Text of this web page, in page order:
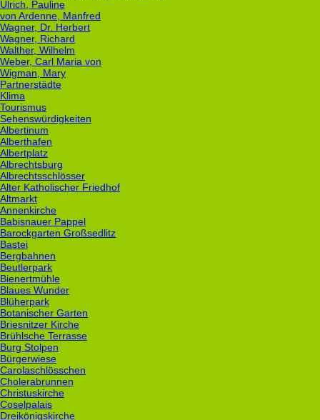
Ulrich, Pauline
von Ardenne, Manfred
Wagner, Dr. Herbert
Wagner, Richard
Walther, Wilhelm
Weber, Carl Maria von
Wigman, Mary
Partnerstädte
Klima
Tourismus
Sehenswürdigkeiten
Albertinum
Alberthafen
Albertplatz
Albrechtsburg
Albrechtsschlösser
Alter Katholischer Friedhof
Altmarkt
Annenkirche
Babisnauer Pappel
Barockgarten Großsedlitz
Bastei
Bergbahnen
Beutlerpark
Bienertmühle
Blaues Wunder
Blüherpark
Botanischer Garten
Briesnitzer Kirche
Brühlsche Terrasse
Burg Stolpen
Bürgerwiese
Carolaschlösschen
Cholerabrunnen
Christuskirche
Coselpalais
Dreikönigskirche